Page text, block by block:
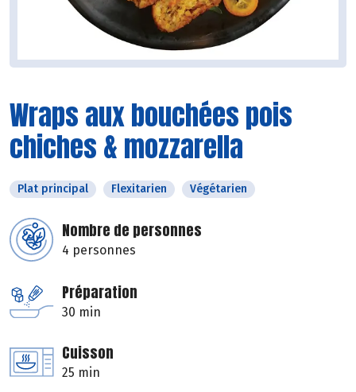
Wraps aux bouchées pois
chiches & mozzarella
Plat principal Flexitarien Végétarien
Nombre de personnes
4 personnes
Préparation
30 min
Cuisson
25 min